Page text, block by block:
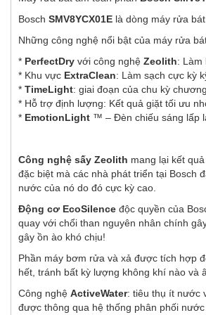
Bosch SMV8YCX01E là dòng máy rửa
Những công nghệ nổi bật của máy rửa
* PerfectDry với công nghệ Zeolith: Làm
* Khu vực ExtraClean: Làm sạch cực kỳ
* TimeLight: giai đoạn của chu kỳ
* Hỗ trợ định lượng: Kết quả giặt tối ưu
* EmotionLight ™ – Đèn chiếu sáng lấp
Công nghệ sấy Zeolith mang lại kết
đặc biệt mà các nhà phát triển tại Bosch
nước của nó do đó cực kỳ cao.
Động cơ EcoSilence độc quyền của
quay với chổi than nguyên nhân chính
gây ồn ào khó chịu!
Phần máy bơm rửa và xả được tích hợp
hết, tránh bất kỳ lượng không khí nào và
Công nghệ ActiveWater: tiêu thụ ít nước
được thông qua hệ thống phân phối